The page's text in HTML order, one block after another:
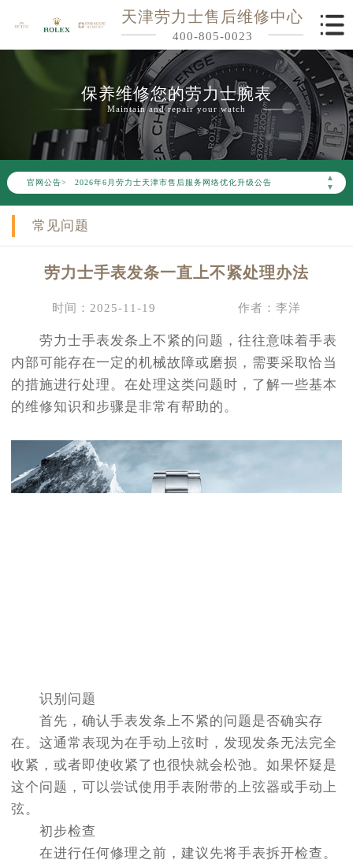
天津劳力士售后维修中心
400-805-0023
保养维修您的劳力士腕表
Maintain and repair your watch
官网公告>
▲
▼
2026年6月劳力士天津市售后服务网络优化升级公告
2026年6月天津市劳力士官方售后客户服务热线：400-805-0023
2026年6月劳力士售后服务中心最新网点地址：
天津市和平区赤峰道136号天津国际金融中心26层2603室劳力士售后服务中心（需提前预约）
常见问题
劳力士手表发条一直上不紧处理办法
时间：2025-11-19 作者：李洋
劳力士手表发条上不紧的问题，往往意味着手表
内部可能存在一定的机械故障或磨损，需要采取恰当
的措施进行处理。在处理这类问题时，了解一些基本
的维修知识和步骤是非常有帮助的。
识别问题
首先，确认手表发条上不紧的问题是否确实存
在。这通常表现为在手动上弦时，发现发条无法完全
收紧，或者即使收紧了也很快就会松弛。如果怀疑是
这个问题，可以尝试使用手表附带的上弦器或手动上
弦。
初步检查
在进行任何修理之前，建议先将手表拆开检查。